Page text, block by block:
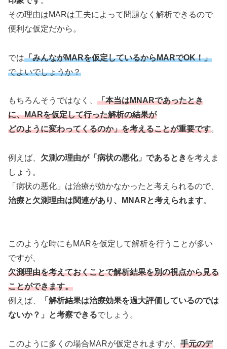
その理由はMARは工夫によって問題なく解析できるので
便利な仮定だから。
では「みんながMARを仮定しているからMARでOK！」
でよいでしょうか？
もちろんそうではなく、 「本当はMNARであったとき
に、MARを仮定して行った解析の結果が
どのように変わってくるのか」を考えることが重要です。
例えば、 欠測の理由が「病状の悪化」であるとき を考えま
しょう。
「病状の悪化」は治療が効かなかったと考えられるので、
治療と欠測理由は関連があり、
MNARと考えられます。
このような時にもMARを仮定して解析を行うことが多い
ですが、
欠測理由を考えておくことで解析結果を別の視点から見る
ことができます。
例えば、
「解析結果は治療効果を過大評価しているのでは
ないか？」と考察できるでしょう。
このように多くの場合MARが仮定されますが、 手元のデ